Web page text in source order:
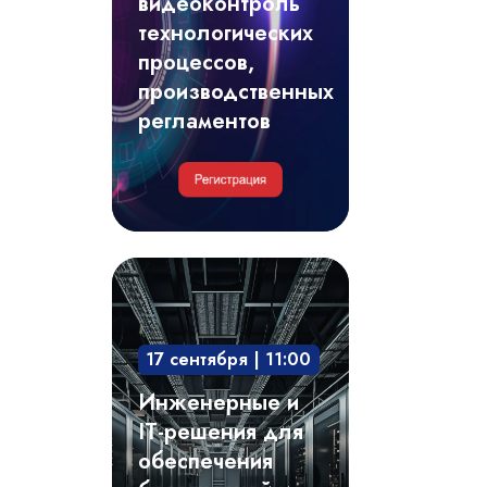
регламентов
технологических
процессов,
производственных
регламентов
Инженерные
и
IT-
решения
для
обеспечения
безотказной
17 сентября | 11:00
Инженерные и
IT-решения для
обеспечения